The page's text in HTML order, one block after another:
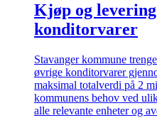
Kjøp og
konditorvarer
Stavanger kommune
øvrige konditorvarer
maksimal totalverdi på 2
kommunens behov ved
alle relevante enheter og